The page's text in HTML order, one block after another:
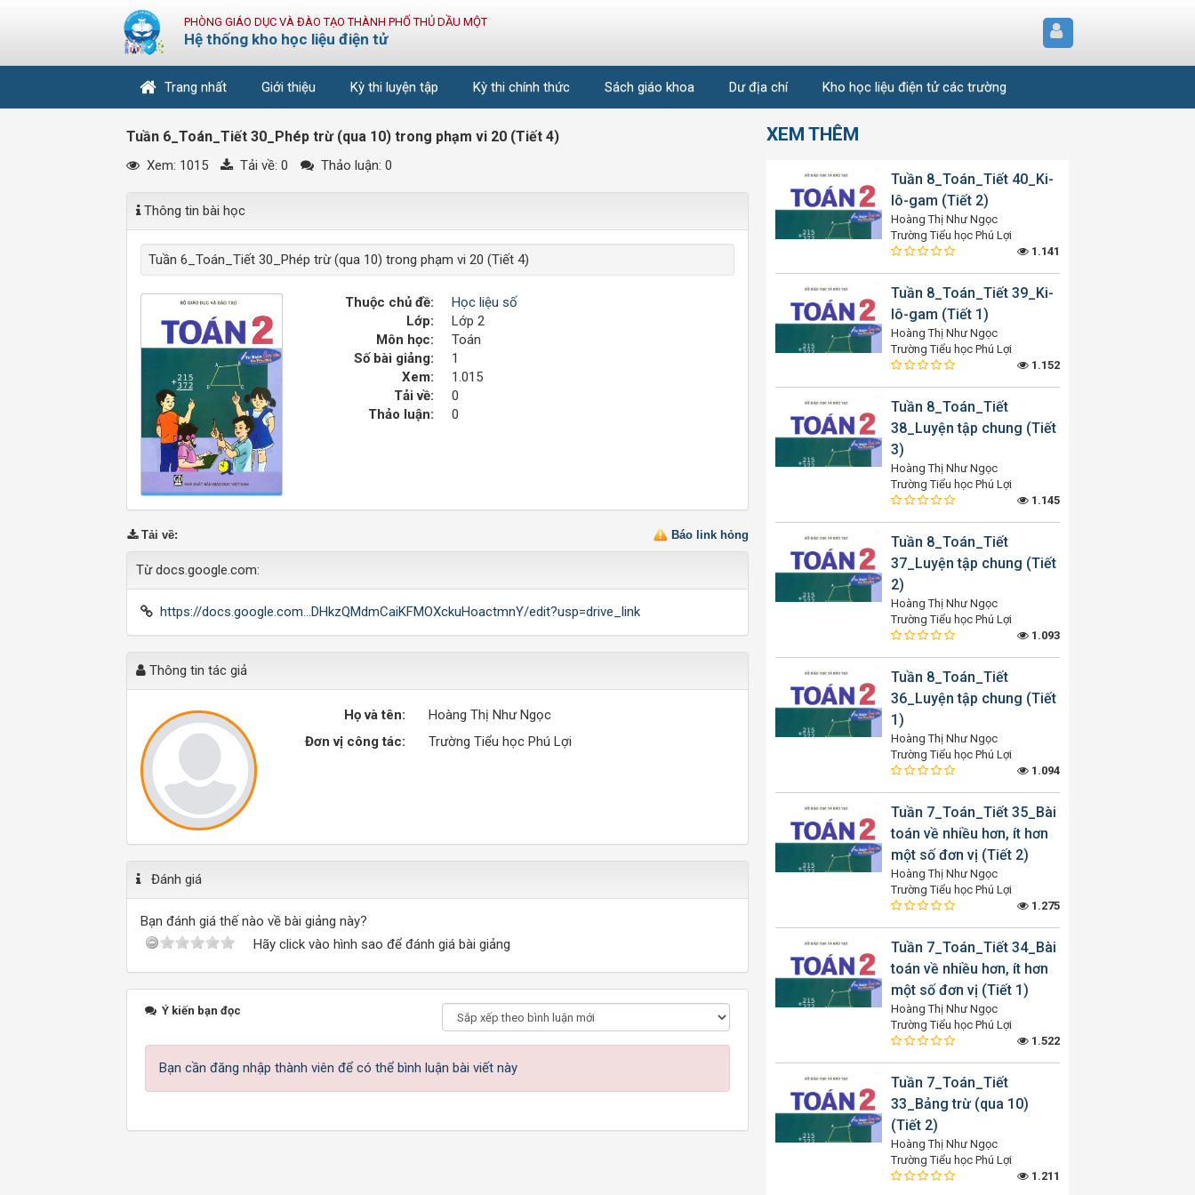
PHÒNG GIÁO DỤC VÀ ĐÀO TẠO THÀNH PHỐ THỦ DẦU MỘT
Hệ thống kho học liệu điện tử
Trang nhất Giới thiệu Kỳ thi luyện tập Kỳ thi chính thức Sách giáo khoa Dư địa chí Kho học liệu điện tử các trường
Tuần 6_Toán_Tiết 30_Phép trừ (qua 10) trong phạm vi 20 (Tiết 4)
Xem: 1015 Tải về: 0 Thảo luận: 0
Thông tin bài học
Tuần 6_Toán_Tiết 30_Phép trừ (qua 10) trong phạm vi 20 (Tiết 4)
Thuộc chủ đề:
Học liệu số
Lớp:
Lớp 2
Môn học:
Toán
Số bài giảng:
1
Xem:
1.015
Tải về:
0
Thảo luận:
0
Báo link hỏng
Tải về:
Từ docs.google.com:
https://docs.google.com...DHkzQMdmCaiKFMOXckuHoactmnY/edit?usp=drive_link
Thông tin tác giả
Họ và tên:
Hoàng Thị Như Ngọc
Đơn vị công tác:
Trường Tiểu học Phú Lợi
Đánh giá
Bạn đánh giá thế nào về bài giảng này?
Hãy click vào hình sao để đánh giá bài giảng
Ý kiến bạn đọc
Bạn cần đăng nhập thành viên để có thể bình luận bài viết này
XEM THÊM
Tuần 8_Toán_Tiết 40_Ki-
lô-gam (Tiết 2)
Hoàng Thị Như Ngọc
Trường Tiểu học Phú Lợi
1.141
Tuần 8_Toán_Tiết 39_Ki-
lô-gam (Tiết 1)
Hoàng Thị Như Ngọc
Trường Tiểu học Phú Lợi
1.152
Tuần 8_Toán_Tiết
38_Luyện tập chung (Tiết
3)
Hoàng Thị Như Ngọc
Trường Tiểu học Phú Lợi
1.145
Tuần 8_Toán_Tiết
37_Luyện tập chung (Tiết
2)
Hoàng Thị Như Ngọc
Trường Tiểu học Phú Lợi
1.093
Tuần 8_Toán_Tiết
36_Luyện tập chung (Tiết
1)
Hoàng Thị Như Ngọc
Trường Tiểu học Phú Lợi
1.094
Tuần 7_Toán_Tiết 35_Bài
toán về nhiều hơn, ít hơn
một số đơn vị (Tiết 2)
Hoàng Thị Như Ngọc
Trường Tiểu học Phú Lợi
1.275
Tuần 7_Toán_Tiết 34_Bài
toán về nhiều hơn, ít hơn
một số đơn vị (Tiết 1)
Hoàng Thị Như Ngọc
Trường Tiểu học Phú Lợi
1.522
Tuần 7_Toán_Tiết
33_Bảng trừ (qua 10)
(Tiết 2)
Hoàng Thị Như Ngọc
Trường Tiểu học Phú Lợi
1.211